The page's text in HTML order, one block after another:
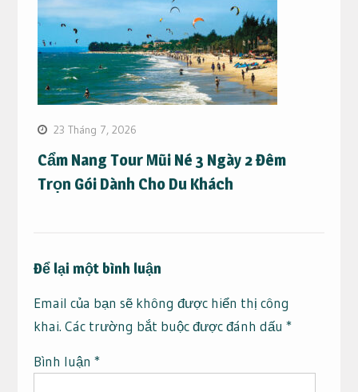
23 Tháng 7, 2026
Cẩm Nang Tour Mũi Né 3 Ngày 2 Đêm
Trọn Gói Dành Cho Du Khách
Để lại một bình luận
Email của bạn sẽ không được hiển thị công
khai. Các trường bắt buộc được đánh dấu *
Bình luận *